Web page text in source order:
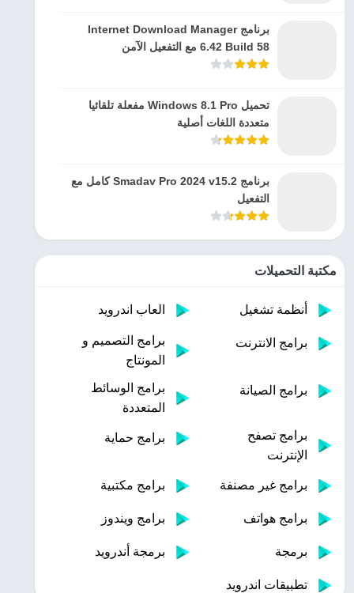
برنامج Internet Download Manager
6.42 Build 58 مع التفعيل الآمن
تحميل Windows 8.1 Pro مفعلة تلقائيا
متعددة اللغات أصلية
برنامج Smadav Pro 2024 v15.2 كامل مع
التفعيل
مكتبة التحميلات
أنظمة تشغيل العاب اندرويد
برامج الانترنت
برامج التصميم و
المونتاج
برامج الصيانة
برامج الوسائط
المتعددة
برامج تصفح
الإنترنت
برامج حماية
برامج غير مصنفة برامج مكتبية
برامج هواتف برامج ويندوز
برمجة برمجة أندرويد
تطبيقات اندرويد